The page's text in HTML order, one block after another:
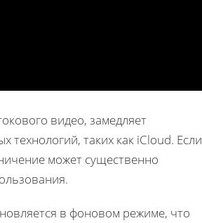
видео, замедляет
таких как iCloud. Если
может существенно
в фоновом режиме, что